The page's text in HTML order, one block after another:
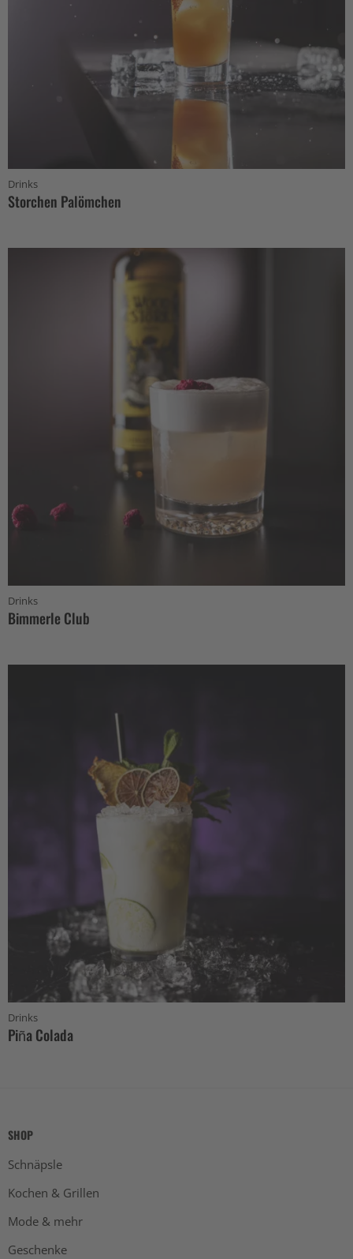
Drinks
Storchen Palömchen
Drinks
Bimmerle Club
Drinks
Piña Colada
SHOP
Schnäpsle
Kochen & Grillen
Mode & mehr
Geschenke